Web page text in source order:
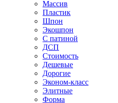
Массив
Пластик
Шпон
Экошпон
С патиной
ДСП
Стоимость
Дешевые
Дорогие
Эконом-класс
Элитные
Форма